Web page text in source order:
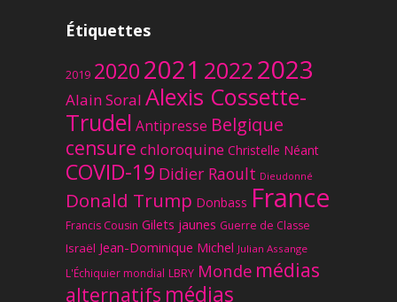
Étiquettes
2019 20202021 20222023
Alain Soral Alexis Cossette-
Trudel Antipresse Belgique
censure chloroquine Christelle Néant
COVID-19 Didier Raoult Dieudonné
Donald Trump Donbass France
Francis Cousin Gilets jaunes Guerre de Classe
Israël Jean-Dominique Michel Julian Assange
L'Échiquier mondial LBRY Monde médias
alternatifs médias